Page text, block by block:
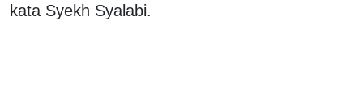
kata Syekh Syalabi.